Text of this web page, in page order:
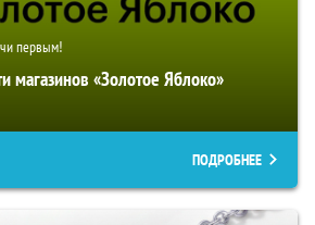
первым!
магазинов «Золотое Яблоко»
ПОДРОБНЕЕ